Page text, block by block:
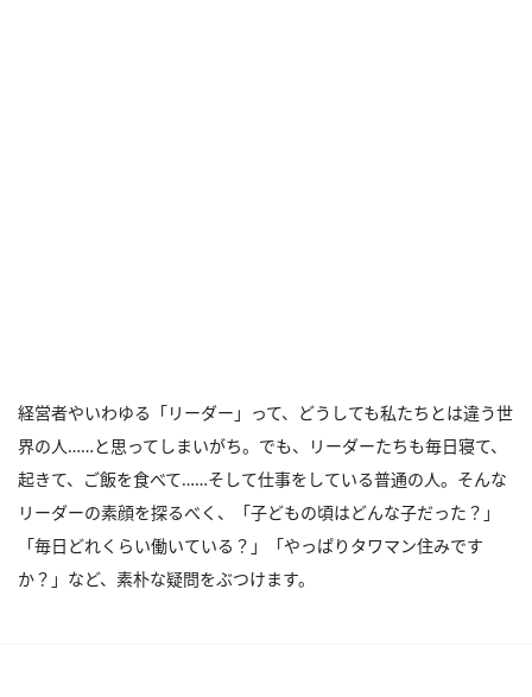
経営者やいわゆる「リーダー」って、どうしても私たちとは違う世
界の人……と思ってしまいがち。でも、リーダーたちも毎日寝て、
起きて、ご飯を食べて……そして仕事をしている普通の人。そんな
リーダーの素顔を探るべく、「子どもの頃はどんな子だった？」
「毎日どれくらい働いている？」「やっぱりタワマン住みです
か？」など、素朴な疑問をぶつけます。